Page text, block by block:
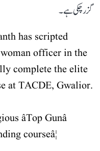
گزر چکی ہے۔
has scripted
officer in the
complete the elite
at TACDE, Gwalior.
âTop Gunâ
courseâ¦